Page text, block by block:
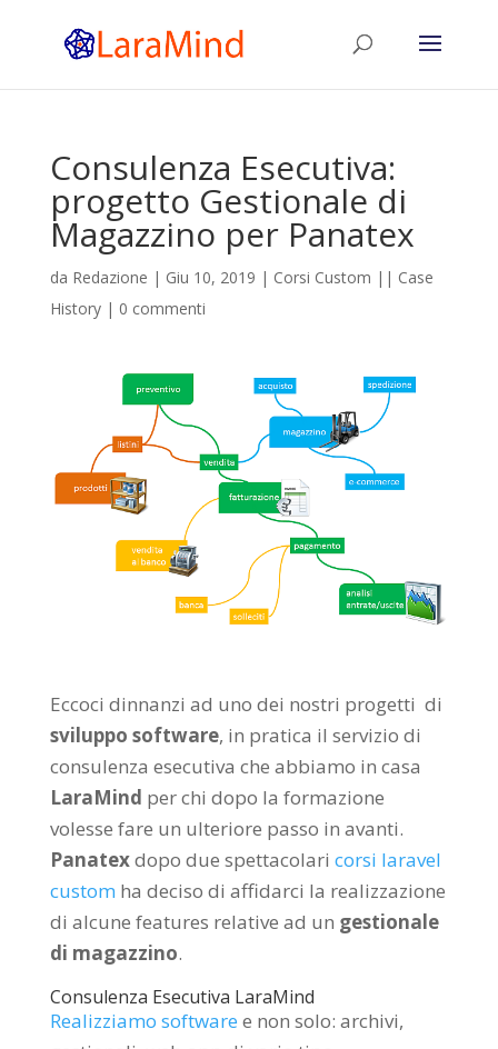
Consulenza Esecutiva:
progetto Gestionale di
Magazzino per Panatex
da Redazione | Giu 10, 2019 | Corsi Custom || Case
History| 0 commenti
Eccoci dinnanzi ad uno dei nostri progetti di
sviluppo software, in pratica il servizio di
consulenza esecutiva che abbiamo in casa
LaraMind per chi dopo la formazione
volesse fare un ulteriore passo in avanti.
Panatexdopo due spettacolari corsi laravel
custom ha deciso di affidarci la realizzazione
di alcune features relative ad un gestionale
di magazzino.
Consulenza Esecutiva LaraMind
Realizziamo software e non solo: archivi,